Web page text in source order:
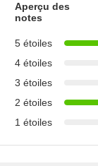
Aperçu des
notes
5 étoiles
4 étoiles
3 étoiles
2 étoiles
1 étoiles